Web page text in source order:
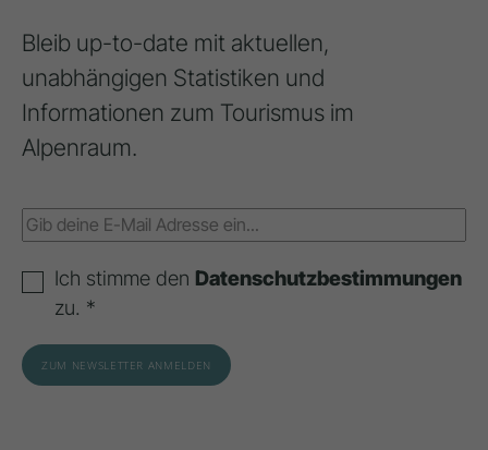
Bleib up-to-date mit aktuellen,
unabhängigen Statistiken und
Informationen zum Tourismus im
Alpenraum.
Ich stimme den Datenschutzbestimmungen
zu. *